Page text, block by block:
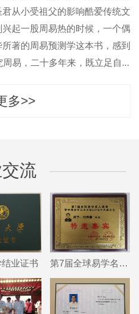
从小受祖父的影响酷爱传统文
起一股周易热的时候，一个偶
著的周易预测学这本书，感到
易，二十多年来，既立足自...
多>>
流
业证书 第7届全球易学名人峰会特邀嘉宾